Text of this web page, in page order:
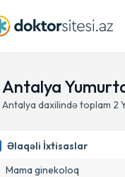
Antalya
Antalya daxilində toplam 2
Əlaqəli İxtisaslar
Mama ginekoloq